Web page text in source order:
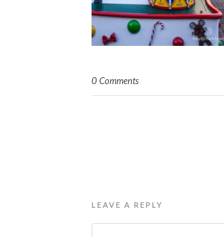
0 Comments
LEAVE A REPLY